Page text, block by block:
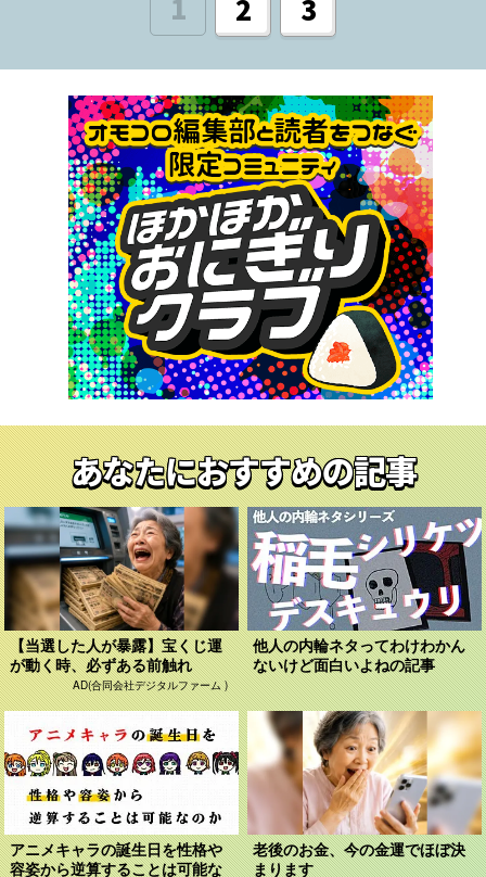
1 2 3
あなたにおすすめの記事
【当選した人が暴露】宝くじ運
が動く時、必ずある前触れ
AD(合同会社デジタルファーム )
他人の内輪ネタってわけわかん
ないけど面白いよねの記事
アニメキャラの誕生日を性格や
容姿から逆算することは可能な
老後のお金、今の金運でほぼ決
まります